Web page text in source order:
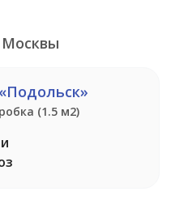
(1.5 м2)